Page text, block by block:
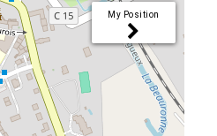
My Position